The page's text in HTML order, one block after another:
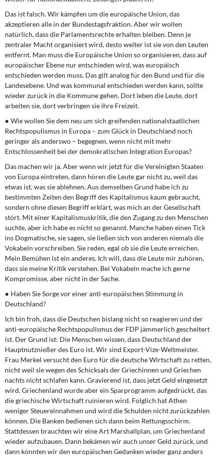
Das ist falsch. Wir kämpfen um die europäische Union, das
akzeptieren alle in der Bundestagsfraktion. Aber wir wollen
natürlich, dass die Parlamentsrechte erhalten bleiben. Denn je
zentraler Macht organisiert wird, desto weiter ist sie von den Leuten
entfernt. Man muss die Europäische Union so organisieren, dass auf
europäischer Ebene nur entschieden wird, was europäisch
entschieden werden muss. Das gilt analog für den Bund und für die
Landesebene. Und was kommunal entschieden werden kann, sollte
wieder zurück in die Kommune gehen. Dort leben die Leute, dort
arbeiten sie, dort verbringen sie ihre Freizeit.
● Wie wollen Sie dem neu um sich greifenden nationalstaatlichen
Rechtspopulismus in Europa – zum Glück in Deutschland noch
geringer als anderswo – begegnen, wenn nicht mit mehr
Entschlossenheit bei der demokratischen Integration Europas?
Das machen wir ja. Aber wenn wir jetzt für die Vereinigten Staaten
von Europa eintreten, dann hören die Leute gar nicht zu, weil das
etwas ist, was sie ablehnen. Aus demselben Grund habe ich zu
bestimmten Zeiten den Begriff des Kapitalismus kaum gebraucht,
sondern ohne diesen Begriff erklärt, was mich an der Gesellschaft
stört. Mit einer Kapitalismuskritik, die den Zugang zu den Menschen
suchte, aber ich habe es nicht so genannt. Manche haben einen Tick
ins Dogmatische, sie sagen, sie ließen sich von anderen niemals die
Vokabeln vorschreiben. Sie reden, egal ob sie die Leute erreichen.
Mein Bemühen ist ein anderes. Ich will, dass die Leute mir zuhören,
dass sie meine Kritik verstehen. Bei Vokabeln mache ich gerne
Kompromisse, aber nicht in der Sache.
● Haben Sie Sorge vor einer anti-europäischen Stimmung in
Deutschland?
Ich bin froh, dass die Deutschen bislang nicht so reagieren und der
anti-europäische Rechtspopulismus der FDP jämmerlich gescheitert
ist. Der Grund ist: Die Menschen wissen, dass Deutschland der
Hauptnutznießer des Euro ist. Wir sind Export-Vize-Weltmeister.
Frau Merkel versucht den Euro für die deutsche Wirtschaft zu retten,
nicht weil sie wegen des Schicksals der Griechinnen und Griechen
nachts nicht schlafen kann. Gravierend ist, dass jetzt Geld eingesetzt
wird. Griechenland wurde aber ein Sparprogramm aufgedrückt, das
die griechische Wirtschaft ruinieren wird. Folglich hat Athen
weniger Steuereinnahmen und wird die Schulden nicht zurückzahlen
können. Die Banken bedienen sich dann beim Rettungsschirm.
Stattdessen brauchten wir eine Art Marshallplan, um Griechenland
wieder aufzubauen. Dann bekämen wir auch unser Geld zurück, und
dann könnten wir den europäischen Gedanken wieder ganz anders